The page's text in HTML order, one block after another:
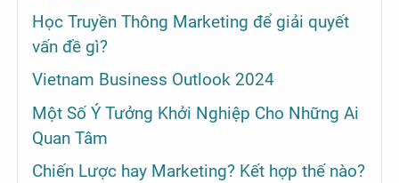
Học Truyền Thông Marketing để giải quyết
vấn đề gì?
Vietnam Business Outlook 2024
Một Số Ý Tưởng Khởi Nghiệp Cho Những Ai
Quan Tâm
Chiến Lược hay Marketing? Kết hợp thế nào?